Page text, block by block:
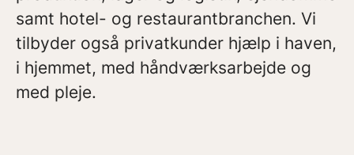
samt hotel- og restaurantbranchen. Vi
tilbyder også privatkunder hjælp i haven,
i hjemmet, med håndværksarbejde og
med pleje.